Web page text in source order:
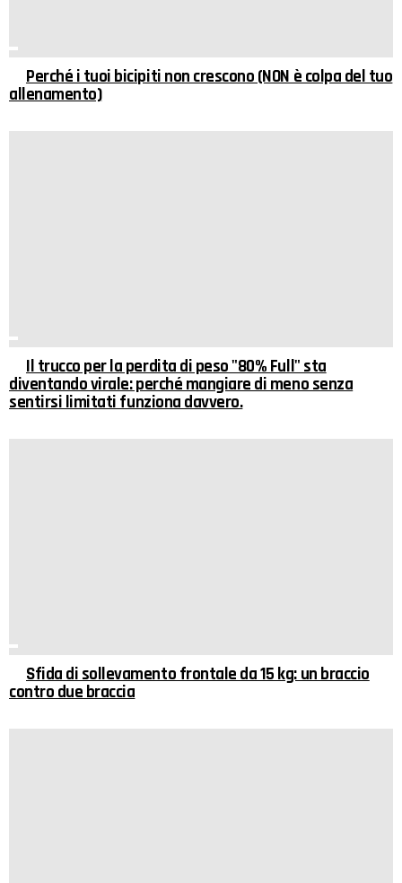
Perché i tuoi bicipiti non crescono (NON è colpa del tuo
allenamento)
Il trucco per la perdita di peso "80% Full" sta
diventando virale: perché mangiare di meno senza
sentirsi limitati funziona davvero.
Sfida di sollevamento frontale da 15 kg: un braccio
contro due braccia